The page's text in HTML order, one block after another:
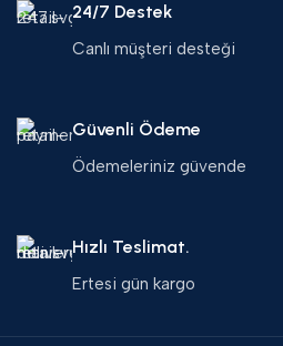
24/7 Destek
Canlı müşteri desteği
Güvenli Ödeme
Ödemeleriniz güvende
Hızlı Teslimat.
Ertesi gün kargo